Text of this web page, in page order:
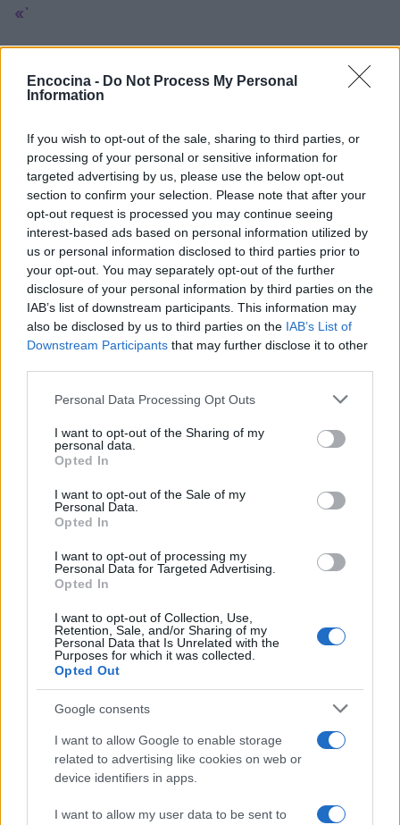
Encocina - Do Not Process My Personal
Information
If you wish to opt-out of the sale, sharing to third parties, or
processing of your personal or sensitive information for
targeted advertising by us, please use the below opt-out
section to confirm your selection. Please note that after your
opt-out request is processed you may continue seeing
interest-based ads based on personal information utilized by
us or personal information disclosed to third parties prior to
your opt-out. You may separately opt-out of the further
disclosure of your personal information by third parties on the
IAB’s list of downstream participants. This information may
also be disclosed by us to third parties on the IAB’s List of
Downstream Participants that may further disclose it to other
Please note that this website/app uses one or more Google
not limited to your visit or usage behaviour. You may click to
grant or deny consent to Google and its third-party tags to
use your data for below specified purposes in below Google
consent section.
Personal Data Processing Opt Outs
I want to opt-out of the Sharing of my
personal data.
Opted In
I want to opt-out of the Sale of my
Personal Data.
Opted In
I want to opt-out of processing my
Personal Data for Targeted Advertising.
Opted In
I want to opt-out of Collection, Use,
Retention, Sale, and/or Sharing of my
Personal Data that Is Unrelated with the
Purposes for which it was collected.
Opted Out
Google consents
I want to allow Google to enable storage
related to advertising like cookies on web or
device identifiers in apps.
I want to allow my user data to be sent to
«`
AUTOR
Sigue leyendo
CHEFS